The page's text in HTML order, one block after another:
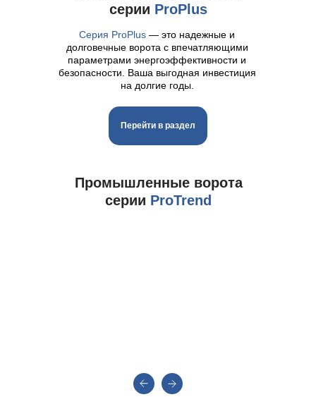
серии ProPlus
Серия ProPlus — это надежные и
долговечные ворота с впечатляющими
параметрами энергоэффективности и
безопасности. Ваша выгодная инвестиция
на долгие годы.
Промышленные ворота
серии ProTrend
Перейти в раздел